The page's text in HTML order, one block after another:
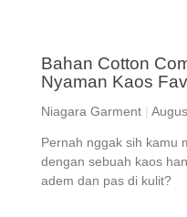
Bahan Cotton
Nyaman Kaos
Niagara Garment
Pernah nggak sih kamu
dengan sebuah kaos
adem dan pas di kulit?